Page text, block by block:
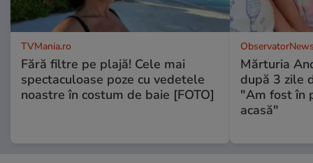
TVMania.ro
Fără filtre pe plajă! Cele mai
spectaculoase poze cu vedetele
noastre în costum de baie [FOTO]
Mărturia
după 3 zile
"Am fost în
acasă"